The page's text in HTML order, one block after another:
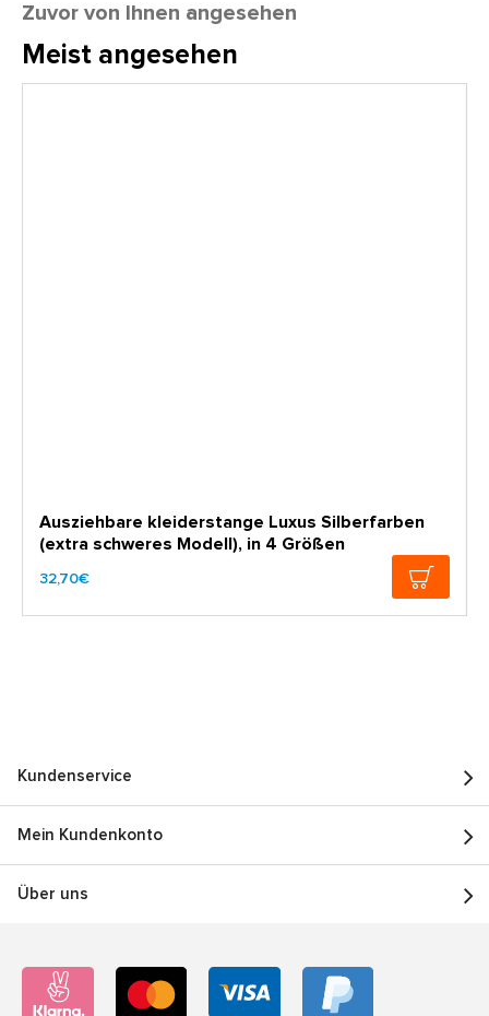
Zuvor von Ihnen angesehen
Meist angesehen
Ausziehbare kleiderstange Luxus Silberfarben
(extra schweres Modell), in 4 Größen
32,70€
Kundenservice
Mein Kundenkonto
Über uns